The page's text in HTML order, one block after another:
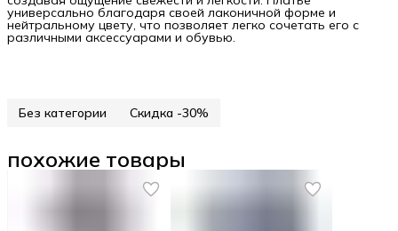
универсально благодаря своей лаконичной форме и
нейтральному цвету, что позволяет легко сочетать его с
различными аксессуарами и обувью.
Без категории Скидка -30%
похожие товары